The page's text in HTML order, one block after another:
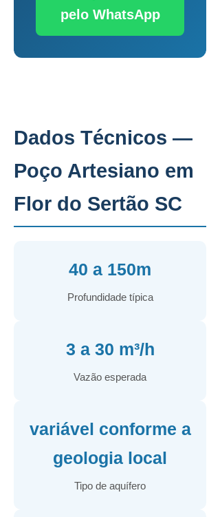
pelo WhatsApp
Dados Técnicos —
Poço Artesiano em
Flor do Sertão SC
40 a 150m
Profundidade típica
3 a 30 m³/h
Vazão esperada
variável conforme a
geologia local
Tipo de aquífero